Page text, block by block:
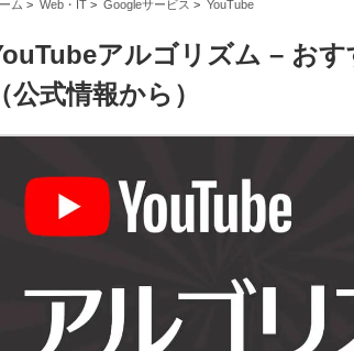
ム > Web・IT> Googleサービス > YouTube
アルゴリズム – お
（公式情報から）